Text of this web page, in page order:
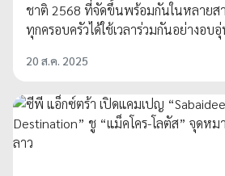
ชาติ 2568 ที่จัดขึ้นพร้อมกันในหลายส
ทุกครอบครัวได้ใช้เวลาร่วมกันอย่างอบ
20 ส.ค. 2025